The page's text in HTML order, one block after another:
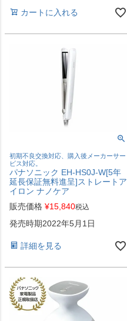
カートに入れる
初期不良交換対応、購入後メーカーサー
ビス対応。
パナソニック EH-HS0J-W[5年
延長保証無料進呈]ストレートア
イロン ナノケア
販売価格 ¥15,840税込
発売時期2022年5月1日
詳細を見る